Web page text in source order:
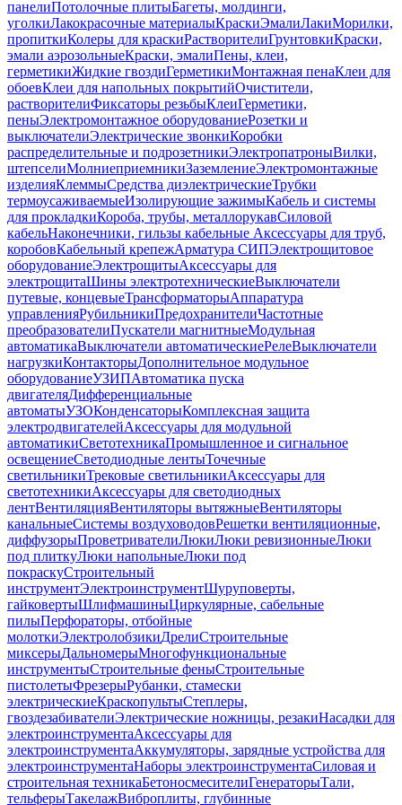
панелиПотолочные плитыБагеты, молдинги,
уголкиЛакокрасочные материалыКраскиЭмалиЛакиМорилки,
пропиткиКолеры для краскиРастворителиГрунтовкиКраски,
эмали аэрозольныеКраски, эмалиПены, клеи,
герметикиЖидкие гвоздиГерметикиМонтажная пенаКлеи для
обоевКлеи для напольных покрытийОчистители,
растворителиФиксаторы резьбыКлеиГерметики,
пеныЭлектромонтажное оборудованиеРозетки и
выключателиЭлектрические звонкиКоробки
распределительные и подрозетникиЭлектропатроныВилки,
штепселиМолниеприемникиЗаземлениеЭлектромонтажные
изделияКлеммыСредства диэлектрическиеТрубки
термоусаживаемыеИзолирующие зажимыКабель и системы
для прокладкиКороба, трубы, металлорукавСиловой
кабельНаконечники, гильзы кабельные Аксессуары для труб,
коробовКабельный крепежАрматура СИПЭлектрощитовое
оборудованиеЭлектрощитыАксессуары для
электрощитаШины электротехническиеВыключатели
путевые, концевыеТрансформаторыАппаратура
управленияРубильникиПредохранителиЧастотные
преобразователиПускатели магнитныеМодульная
автоматикаВыключатели автоматическиеРелеВыключатели
нагрузкиКонтакторыДополнительное модульное
оборудованиеУЗИПАвтоматика пуска
двигателяДифференциальные
автоматыУЗОКонденсаторыКомплексная защита
электродвигателейАксессуары для модульной
автоматикиСветотехникаПромышленное и сигнальное
освещениеСветодиодные лентыТочечные
светильникиТрековые светильникиАксессуары для
светотехникиАксессуары для светодиодных
лентВентиляцияВентиляторы вытяжныеВентиляторы
канальныеСистемы воздуховодовРешетки вентиляционные,
диффузорыПроветривателиЛюкиЛюки ревизионныеЛюки
под плиткуЛюки напольныеЛюки под
покраскуСтроительный
инструментЭлектроинструментШуруповерты,
гайковертыШлифмашиныЦиркулярные, сабельные
пилыПерфораторы, отбойные
молоткиЭлектролобзикиДрелиСтроительные
миксерыДальномерыМногофункциональные
инструментыСтроительные феныСтроительные
пистолетыФрезерыРубанки, стамески
электрическиеКраскопультыСтеплеры,
гвоздезабивателиЭлектрические ножницы, резакиНасадки для
электроинструментаАксессуары для
электроинструментаАккумуляторы, зарядные устройства для
электроинструментаНаборы электроинструментаСиловая и
строительная техникаБетоносмесителиГенераторыТали,
тельферыТакелажВиброплиты, глубинные